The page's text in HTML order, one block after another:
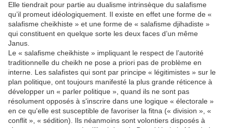
Elle tiendrait pour partie au dualisme intrinsèque du salafisme
qu’il promeut idéologiquement. Il existe en effet une forme de «
salafisme cheikhiste » et une forme de « salafisme djihadiste »
qui constituent en quelque sorte les deux faces d’un même
Janus.
Le « salafisme cheikhiste » impliquant le respect de l’autorité
traditionnelle du cheikh ne pose a priori pas de problème en
interne. Les salafistes qui sont par principe « légitimistes » sur le
plan politique, ont toujours manifesté la plus grande réticence à
développer un « parler politique », quand ils ne sont pas
résolument opposés à s'inscrire dans une logique « électorale »
en ce qu'elle est susceptible de favoriser la fitna (« division », «
conflit », « sédition). Ils néanmoins sont volontiers disposés à